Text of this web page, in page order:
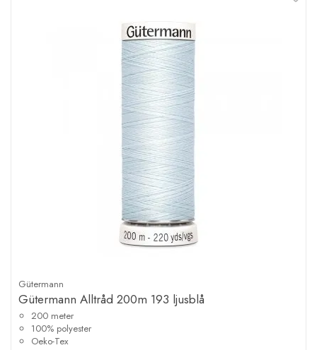
Gütermann
Gütermann Alltråd 200m 193 ljusblå
200 meter
100% polyester
Oeko-Tex